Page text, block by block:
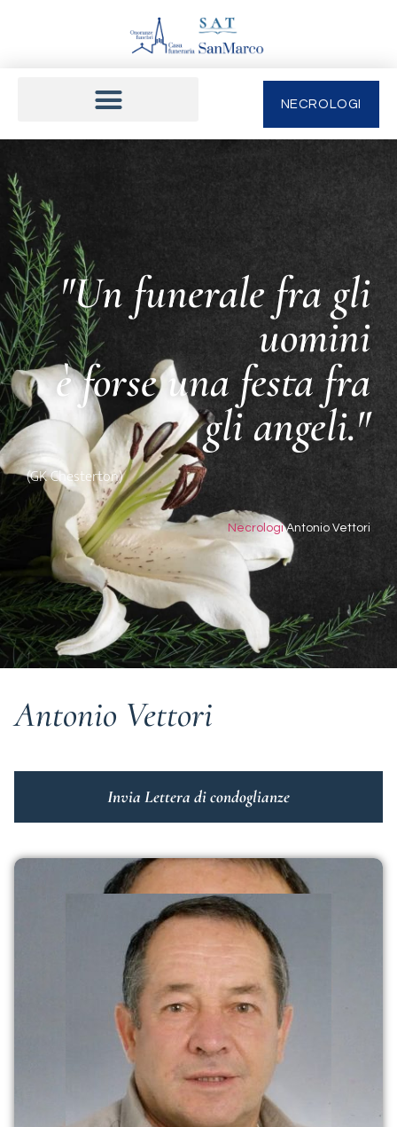
NECROLOGI
"Un funerale fra gli
uomini
è forse una festa fra
gli angeli."
(GK Chesterton)
Necrologi Antonio Vettori
Antonio Vettori
Invia Lettera di condoglianze